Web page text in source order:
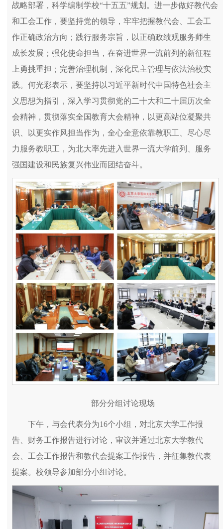
战略部署，科学编制学校“十五五”规划。进一步做好教代会
和工会工作，要坚持党的领导，牢牢把握教代会、工会工
作正确政治方向；践行服务宗旨，以正确政绩观服务师生
成长发展；强化使命担当，在奋进世界一流前列的新征程
上勇挑重担；完善治理机制，深化民主管理与依法治校实
践。何光彩表示，要坚持以习近平新时代中国特色社会主
义思想为指引，深入学习贯彻党的二十大和二十届历次全
会精神，贯彻落实全国教育大会精神，以更高站位凝聚共
识、以更实作风担当作为，全心全意依靠教职工、尽心尽
力服务教职工，为北大率先进入世界一流大学前列、服务
强国建设和民族复兴伟业而团结奋斗。
部分分组讨论现场
下午，与会代表分为16个小组，对北京大学工作报
告、财务工作报告进行讨论，审议并通过北京大学教代
会、工会工作报告和教代会提案工作报告，并征集教代表
提案。校领导参加部分小组讨论。